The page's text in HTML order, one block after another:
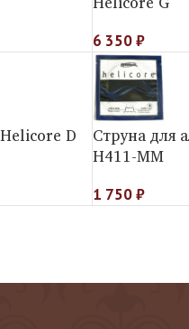
6 350₽
D
Струна для
H411-MM
1 750₽